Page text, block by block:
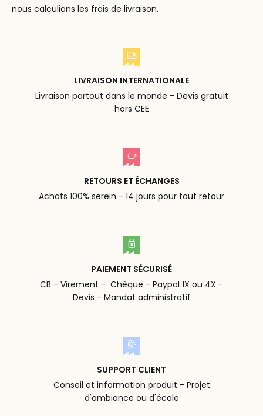
nous calculions les frais de livraison.
LIVRAISON INTERNATIONALE
Livraison partout dans le monde - Devis gratuit
hors CEE
RETOURS ET ÉCHANGES
Achats 100% serein - 14 jours pour tout retour
PAIEMENT SÉCURISÉ
CB - Virement - Chèque - Paypal 1X ou 4X -
Devis - Mandat administratif
SUPPORT CLIENT
Conseil et information produit - Projet
d'ambiance ou d'école